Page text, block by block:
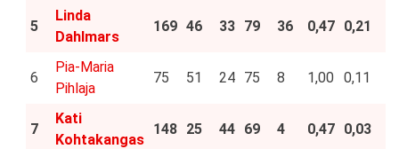
5
Linda
Dahlmars
169 46 33 79 36 0,47 0,21
6
Pia-Maria
Pihlaja
75 51 24 75 8 1,00 0,11
7
Kati
Kohtakangas
148 25 44 69 4 0,47 0,03